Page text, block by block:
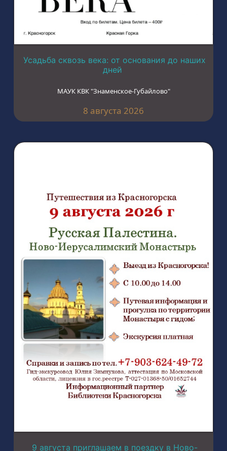
Усадьба сквозь века: от основания до наших
дней
МАУК КВК "Знаменское-Губайлово"
8 августа 2026
9 августа приглашаем в поездку в Ново-